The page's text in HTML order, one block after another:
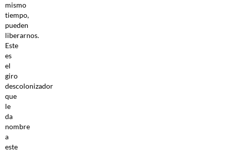
mismo
tiempo,
pueden
liberarnos.
Este
es
el
giro
descolonizador
que
le
da
nombre
a
este